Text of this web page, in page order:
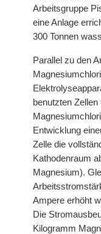
Arbeitsgruppe
eine Anlage
300 Tonnen
Parallel zu den
benutzten
Entwicklung
Zelle die
Kathodenraum
Magnesium).
Ampere erhöht
Die
Kilogramm